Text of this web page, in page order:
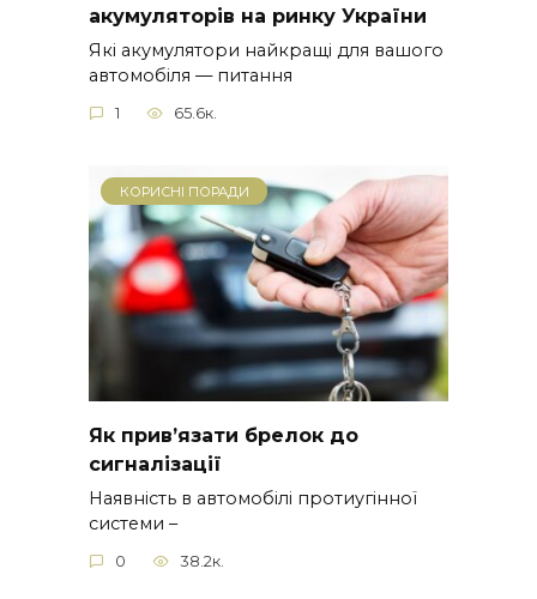
акумуляторів на ринку України
Які акумулятори найкращі для вашого
автомобіля — питання
1 65.6к.
КОРИСНІ ПОРАДИ
Як прив’язати брелок до
сигналізації
Наявність в автомобілі протиугінної
системи –
0 38.2к.